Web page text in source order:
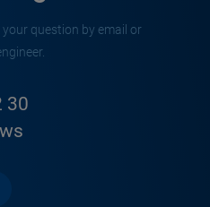
question by email or
30